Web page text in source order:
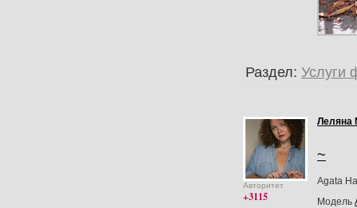
Раздел: Услуги
Авторитет
+3115
Леляна
~
Agata
Модель